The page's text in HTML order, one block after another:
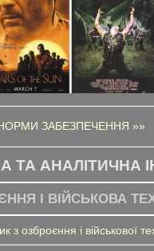
ЗАБЕЗПЕЧЕННЯ »»
ТА АНАЛІТИЧНА
І ВІЙСЬКОВА
з озброєння і військової